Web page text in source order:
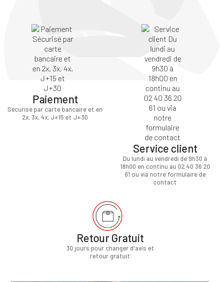
Paiement
Sécurisé par carte bancaire et en
2x, 3x, 4x, J+15 et J+30
Service client
Du lundi au vendredi de 9h30 à
18h00 en continu au 02 40 36 20
61 ou via notre formulaire de
contact
Retour Gratuit
30 jours pour changer d'avis et
retour gratuit